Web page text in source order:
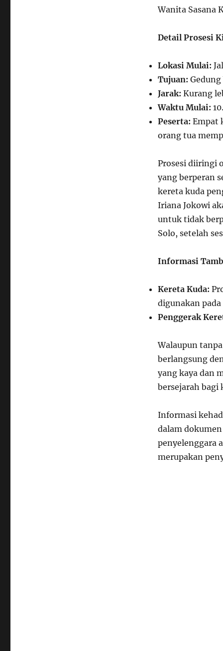
Wanita Sasana
Detail Prosesi
Lokasi Mulai:
Tujuan:
Jarak: Kurang
Waktu Mulai:
Peserta: Empat
orang tua
Prosesi diiringi
yang berperan
kereta kuda
Iriana Jokowi
untuk tidak
Solo, setelah
Informasi
Kereta Kuda:
digunakan
Penggerak
Walaupun
berlangsung
yang kaya dan
bersejarah bagi
Informasi
dalam
penyelenggara
merupakan